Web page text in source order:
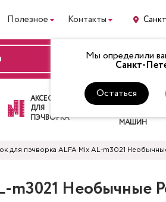
Полезное Контакты
Мы определили
Санкт-
Остаться
ВХОД
АКСЕССУАРЫ
ДЛЯ
ПЭЧВОРКА
ЛАПКИ
ДЛЯ
МАШИН
для пэчворка ALFA Mix AL-m3021
m3021 Необычные